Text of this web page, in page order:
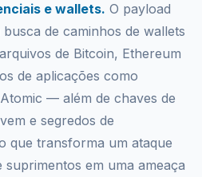
e wallets. O payload
de caminhos de wallets
de Bitcoin, Ethereum
de aplicações como
— além de chaves de
e segredos de
que transforma um ataque
suprimentos em uma ameaça